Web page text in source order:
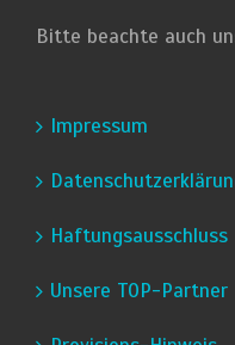
Bitte beachte auch
Impressum
Haftungsausschluss
Unsere TOP-Partner